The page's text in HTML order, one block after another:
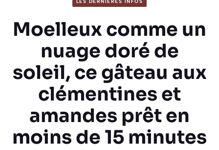
Moelleux comme un
nuage doré de
soleil, ce gâteau aux
clémentines et
amandes prêt en
moins de 15 minutes